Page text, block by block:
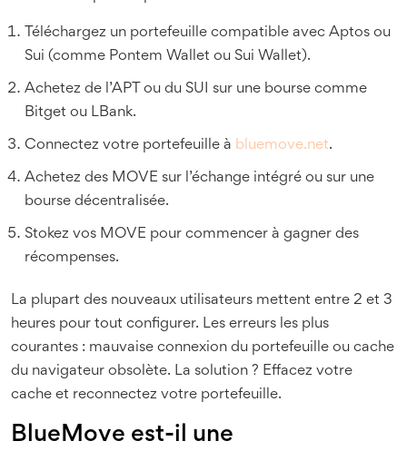
Téléchargez un portefeuille compatible avec Aptos ou
Sui (comme Pontem Wallet ou Sui Wallet).
Achetez de l’APT ou du SUI sur une bourse comme
Bitget ou LBank.
Connectez votre portefeuille à bluemove.net.
Achetez des MOVE sur l’échange intégré ou sur une
bourse décentralisée.
Stokez vos MOVE pour commencer à gagner des
récompenses.
La plupart des nouveaux utilisateurs mettent entre 2 et 3
heures pour tout configurer. Les erreurs les plus
courantes : mauvaise connexion du portefeuille ou cache
du navigateur obsolète. La solution ? Effacez votre
cache et reconnectez votre portefeuille.
BlueMove est-il une